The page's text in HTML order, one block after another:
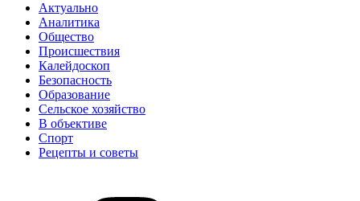
Актуально
Аналитика
Общество
Происшествия
Калейдоскоп
Безопасность
Образование
Сельское хозяйство
В объективе
Спорт
Рецепты и советы